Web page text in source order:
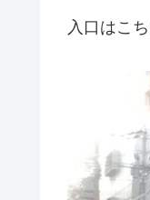
入口はこち